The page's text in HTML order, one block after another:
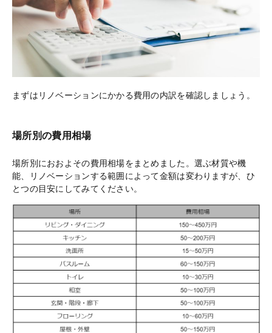
まずはリノベーションにかかる費用の内訳を確認しましょう。
場所別の費用相場
場所別におおよその費用相場をまとめました。選ぶ材質や機
能、リノベーションする範囲によって金額は変わりますが、ひ
とつの目安にしてみてください。